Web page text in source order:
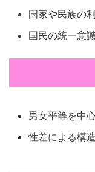
国家や民族の
国民の統一意
男女平等を中
性差による構